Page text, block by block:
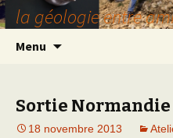
la géologie entre
Menu
Sortie Normandie
18 novembre 2013